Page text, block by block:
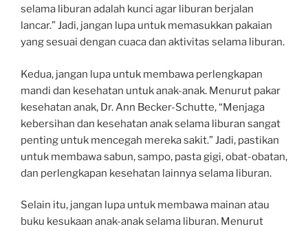
selama liburan adalah kunci agar liburan berjalan
lancar.” Jadi, jangan lupa untuk memasukkan pakaian
yang sesuai dengan cuaca dan aktivitas selama liburan.
Kedua, jangan lupa untuk membawa perlengkapan
mandi dan kesehatan untuk anak-anak. Menurut pakar
kesehatan anak, Dr. Ann Becker-Schutte, “Menjaga
kebersihan dan kesehatan anak selama liburan sangat
penting untuk mencegah mereka sakit.” Jadi, pastikan
untuk membawa sabun, sampo, pasta gigi, obat-obatan,
dan perlengkapan kesehatan lainnya selama liburan.
Selain itu, jangan lupa untuk membawa mainan atau
buku kesukaan anak-anak selama liburan. Menurut